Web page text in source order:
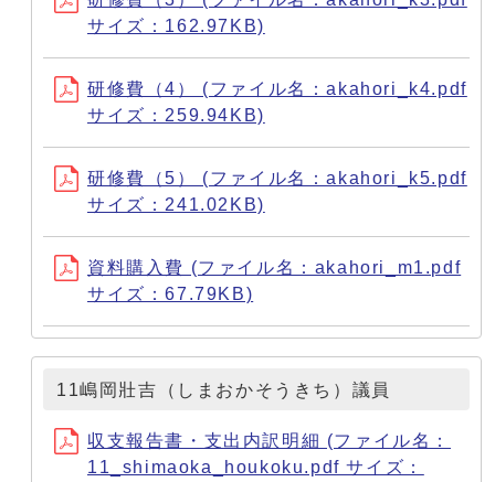
サイズ：162.97KB)
研修費（4） (ファイル名：akahori_k4.pdf
サイズ：259.94KB)
研修費（5） (ファイル名：akahori_k5.pdf
サイズ：241.02KB)
資料購入費 (ファイル名：akahori_m1.pdf
サイズ：67.79KB)
11嶋岡壯吉（しまおかそうきち）議員
収支報告書・支出内訳明細 (ファイル名：
11_shimaoka_houkoku.pdf サイズ：